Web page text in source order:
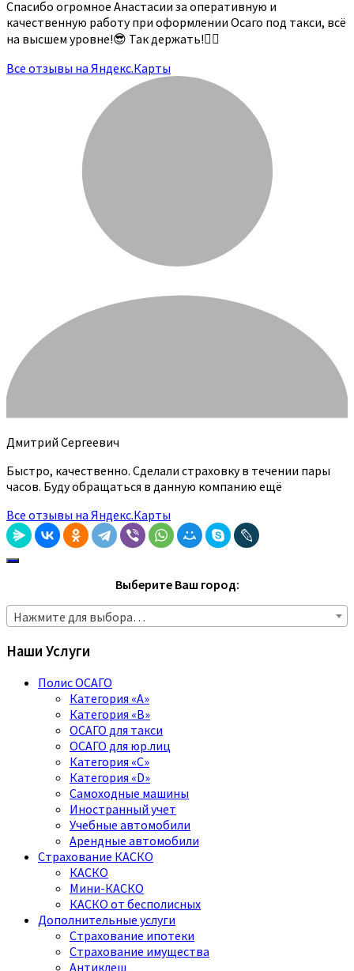
Спасибо огромное Анастасии за оперативную и
качественную работу при оформлении Осаго под такси, всё
на высшем уровне!😎 Так держать!👍🏻
Все отзывы на Яндекс.Карты
Дмитрий Сергеевич
Быстро, качественно. Сделали страховку в течении пары
часов. Буду обращаться в данную компанию ещё
Все отзывы на Яндекс.Карты
Выберите Ваш город:
Нажмите для выбора…
Наши Услуги
Полис ОСАГО
Категория «A»
Категория «B»
ОСАГО для такси
ОСАГО для юр.лиц
Категория «C»
Категория «D»
Самоходные машины
Иностранный учет
Учебные автомобили
Арендные автомобили
Страхование КАСКО
КАСКО
Мини-КАСКО
КАСКО от бесполисных
Дополнительные услуги
Страхование ипотеки
Страхование имущества
Антиклещ